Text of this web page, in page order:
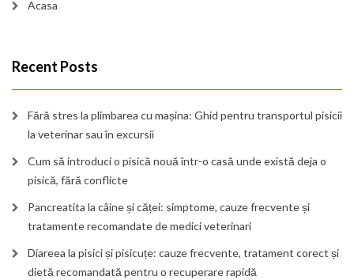
Acasa
Recent Posts
Fără stres la plimbarea cu mașina: Ghid pentru transportul pisicii
la veterinar sau în excursii
Cum să introduci o pisică nouă într-o casă unde există deja o
pisică, fără conflicte
Pancreatita la câine și căței: simptome, cauze frecvente și
tratamente recomandate de medici veterinari
Diareea la pisici și pisicuțe: cauze frecvente, tratament corect și
dietă recomandată pentru o recuperare rapidă